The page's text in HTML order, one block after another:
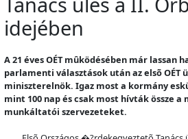
idejében
A 21 éves OÉT mûködésében már lassan
parlamenti választások után az elsõ OÉT
miniszterelnök. Igaz most a kormány
mint 100 nap és csak most hívták össze a
munkáltatói szervezeteket.